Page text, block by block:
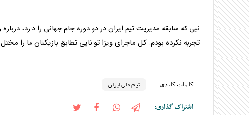
نبی که سابقه مدیریت تیم ایران در دو دوره جام جهانی را دارد،
تجربه نکرده بودم. کل ماجرای ویزا توانایی تطابق بازیکنان ما را
کلمات کلیدی: تیم ملی ایران
اشتراک گذاری: